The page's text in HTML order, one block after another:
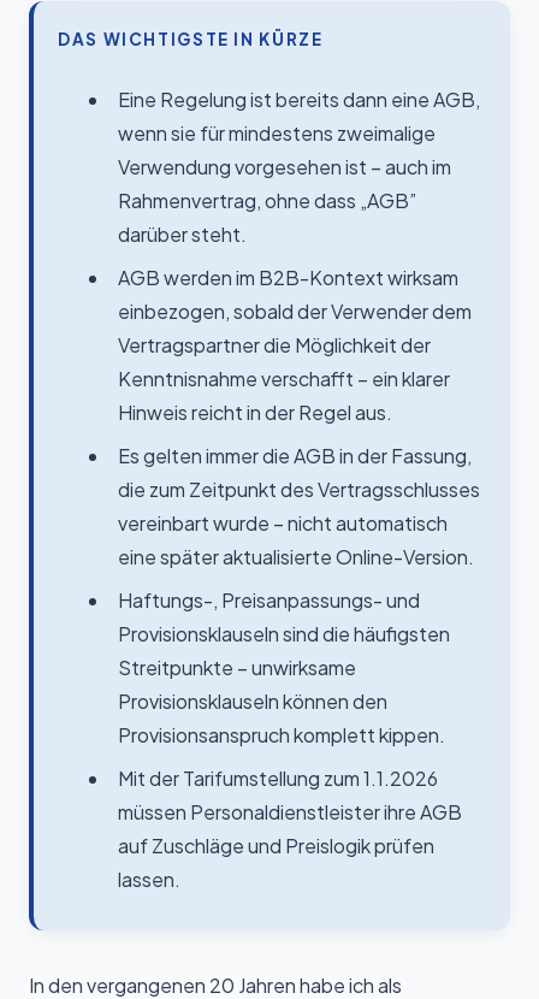
DAS WICHTIGSTE IN KÜRZE
Eine Regelung ist bereits dann eine AGB,
wenn sie für mindestens zweimalige
Verwendung vorgesehen ist – auch im
Rahmenvertrag, ohne dass „AGB”
darüber steht.
AGB werden im B2B-Kontext wirksam
einbezogen, sobald der Verwender dem
Vertragspartner die Möglichkeit der
Kenntnisnahme verschafft – ein klarer
Hinweis reicht in der Regel aus.
Es gelten immer die AGB in der Fassung,
die zum Zeitpunkt des Vertragsschlusses
vereinbart wurde – nicht automatisch
eine später aktualisierte Online-Version.
Haftungs-, Preisanpassungs- und
Provisionsklauseln sind die häufigsten
Streitpunkte – unwirksame
Provisionsklauseln können den
Provisionsanspruch komplett kippen.
Mit der Tarifumstellung zum 1.1.2026
müssen Personaldienstleister ihre AGB
auf Zuschläge und Preislogik prüfen
lassen.
In den vergangenen 20 Jahren habe ich als